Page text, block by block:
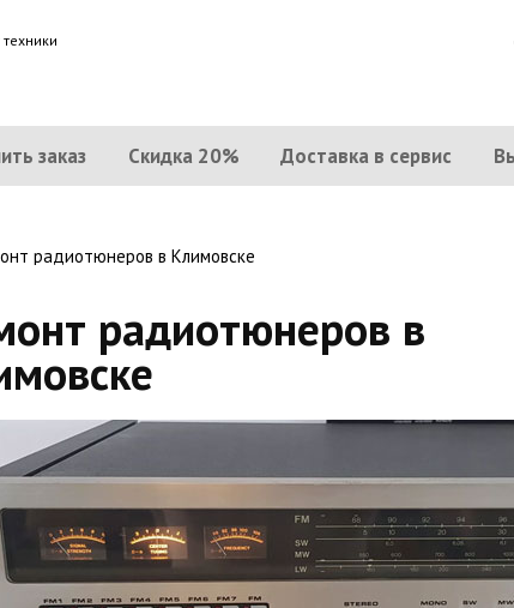
заказ Скидка 20% Доставка в сервис
радиотюнеров в Климовске
радиотюнеров в